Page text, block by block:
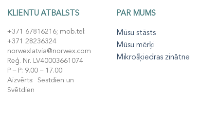
KLIENTU ATBALSTS
+371 67816216; mob.tel:
+371 28236324
norwexlatvia@norwex.com
Reģ. Nr. LV40003661074
P – P: 9.00 – 17.00
Aizvērts: Sestdien un
Svētdien
PAR MUMS
Mūsu stāsts
Mūsu mērķi
Mikrošķiedras zinātne